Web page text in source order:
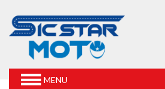
MENU